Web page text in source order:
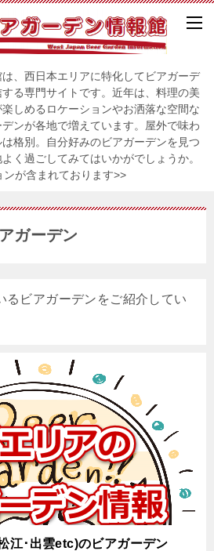
、西日本エリアに特化してビアガーデ
る専門サイトです。近年は、料理の美
しめるロケーションやお洒落な空間な
ンが各地で増えています。屋外で味わ
格別。自分好みのビアガーデンを見つ
く過ごしてみてはいかがでしょうか。
が含まれております>>
ガーデン
るビアガーデンをご紹介してい
江･出雲etc)のビアガーデン